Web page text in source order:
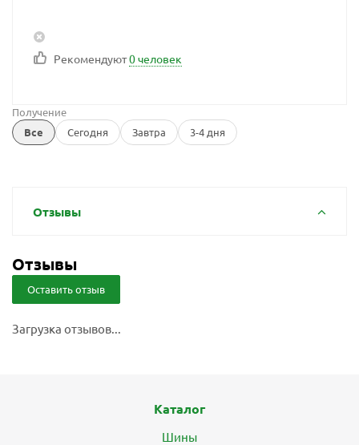
Рекомендуют0 человек
Получение
Все
Сегодня Завтра 3-4 дня
Отзывы
Отзывы
Оставить отзыв
Загрузка отзывов...
Каталог
Шины